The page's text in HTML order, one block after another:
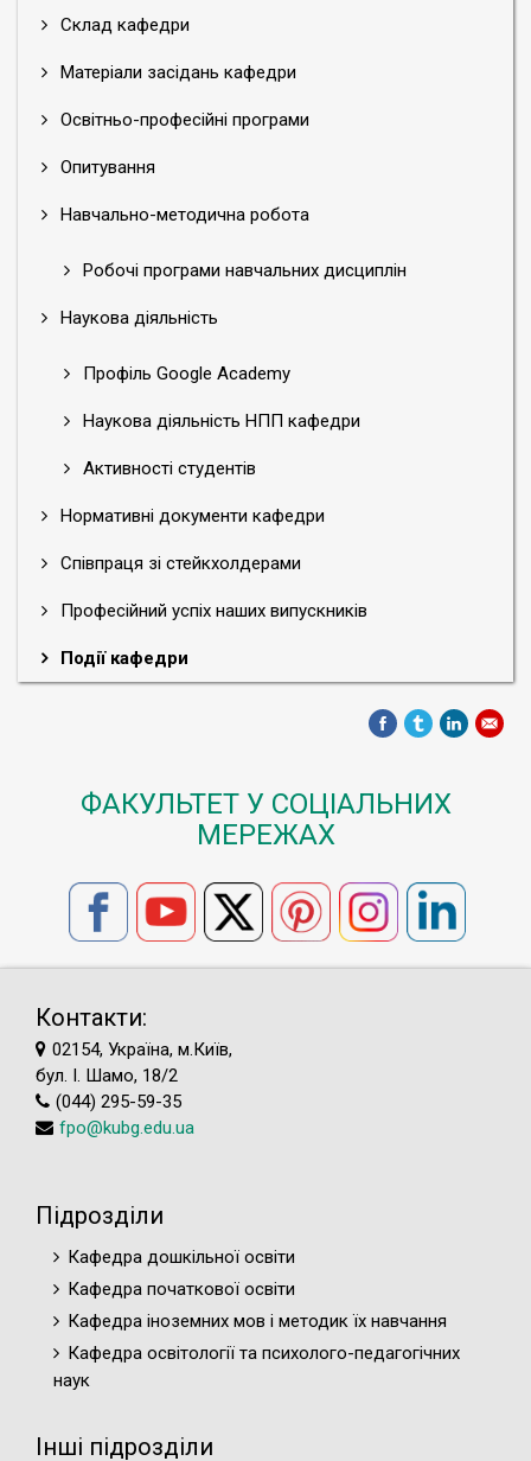
Склад кафедри
Матеріали засідань кафедри
Освітньо-професійні програми
Опитування
Навчально-методична робота
Робочі програми навчальних дисциплін
Наукова діяльність
Профіль Google Academy
Наукова діяльність НПП кафедри
Активності студентів
Нормативні документи кафедри
Співпраця зі стейкхолдерами
Професійний успіх наших випускників
Події кафедри
ФАКУЛЬТЕТ У СОЦІАЛЬНИХ
МЕРЕЖАХ
Контакти:
02154, Україна, м.Київ,
бул. І. Шамо, 18/2
(044) 295-59-35
fpo@kubg.edu.ua
Підрозділи
Кафедра дошкільної освіти
Кафедра початкової освіти
Кафедра іноземних мов і методик їх навчання
Кафедра освітології та психолого-педагогічних
наук
Інші підрозділи